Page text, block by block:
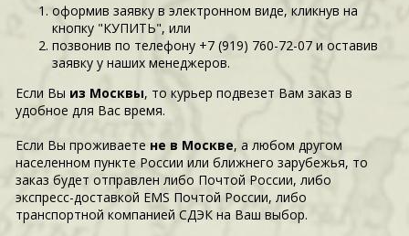
оформив заявку в электронном виде, кликнув на
кнопку "КУПИТЬ", или
позвонив по телефону +7 (919) 760-72-07 и оставив
заявку у наших менеджеров.
Если Вы из Москвы, то курьер подвезет Вам заказ в
удобное для Вас время.
Если Вы проживаете не в Москве, а любом другом
населенном пункте России или ближнего зарубежья, то
заказ будет отправлен либо Почтой России, либо
экспресс-доставкой EMS Почтой России, либо
транспортной компанией СДЭК на Ваш выбор.